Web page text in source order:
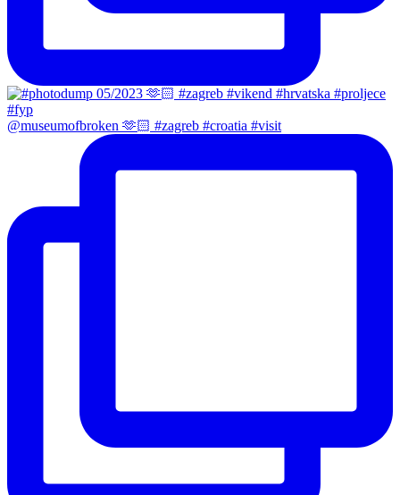
@museumofbroken 🫶🏻 #zagreb #croatia #visit